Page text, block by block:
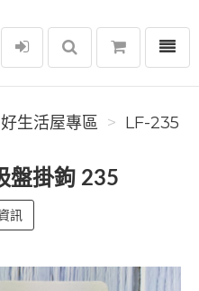
選單
生活屋專區 LF-235
盤掛鉤 235
訊